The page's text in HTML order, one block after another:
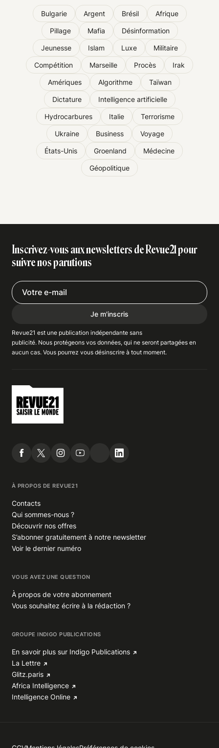
Bulgarie Argent Brésil Afrique
Pillage Mafia Désinformation
Jeunesse Islam Luxe Militaire
Compétition Marseille Procès Irak
Amériques Algorithme Taïwan
Dictature Intelligence artificielle
Hydrocarbures Italie Terrorisme
Ukraine Business Voyage
États-Unis Groenland Médecine
Géopolitique
Inscrivez-vous aux newsletters de Revue21 pour
suivre nos parutions
Je m'inscris
Revue21 est une publication indépendante sans
publicité. Nous protégeons vos données, qui ne seront partagées en
aucun cas. Vous pourrez vous désinscrire à tout moment.
À PROPOS DE REVUE21
Contacts
Qui sommes-nous ?
Découvrir nos offres
S’abonner gratuitement à notre newsletter
Voir le dernier numéro
VOUS AVEZ UNE QUESTION
À propos de votre abonnement
Vous souhaitez écrire à la rédaction ?
GROUPE INDIGO PUBLICATIONS
En savoir plus sur Indigo Publications
La Lettre
Glitz.paris
Africa Intelligence
Intelligence Online